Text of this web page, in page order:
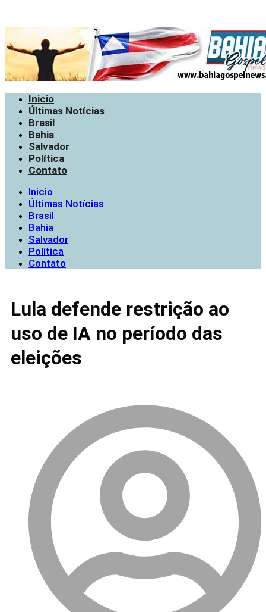
Inicio
Últimas Notícias
Brasil
Bahia
Salvador
Política
Contato
Inicio
Últimas Notícias
Brasil
Bahia
Salvador
Política
Contato
Lula defende restrição ao
uso de IA no período das
eleições